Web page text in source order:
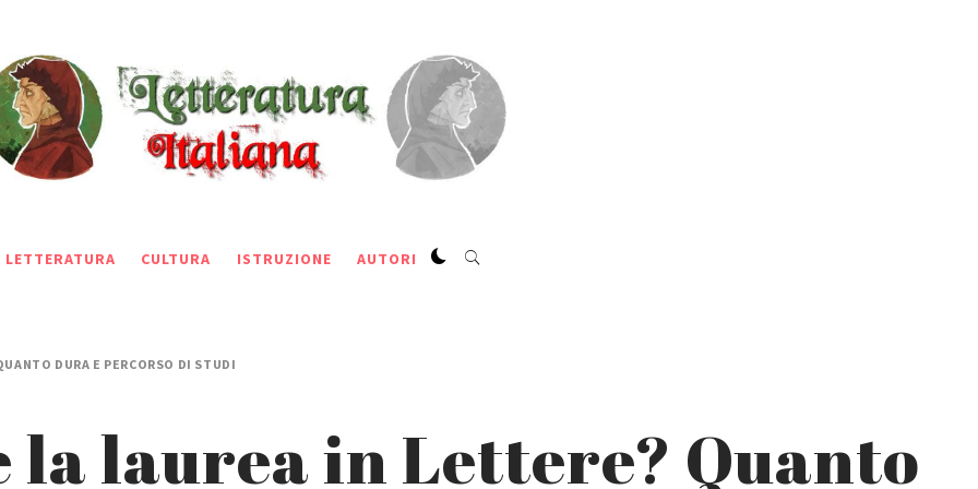
LETTERATURA CULTURA ISTRUZIONE AUTORI
DURA E PERCORSO DI STUDI
la laurea in Lettere? Quanto